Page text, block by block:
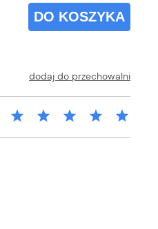
DO KOSZYKA
dodaj do przechowalni